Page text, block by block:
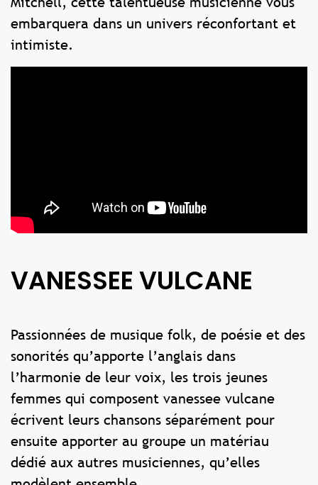
embarquera dans un univers réconfortant et
intimiste.
VANESSEE VULCANE
Passionnées de musique folk, de poésie et des
sonorités qu’apporte l’anglais dans
l’harmonie de leur voix, les trois jeunes
femmes qui composent vanessee vulcane
écrivent leurs chansons séparément pour
ensuite apporter au groupe un matériau
dédié aux autres musiciennes, qu’elles